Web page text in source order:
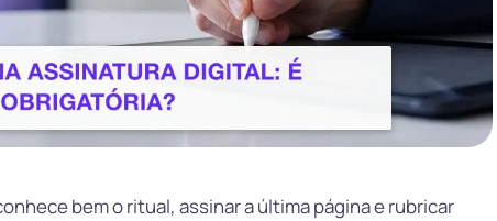
bem o ritual, assinar a última página e rubricar